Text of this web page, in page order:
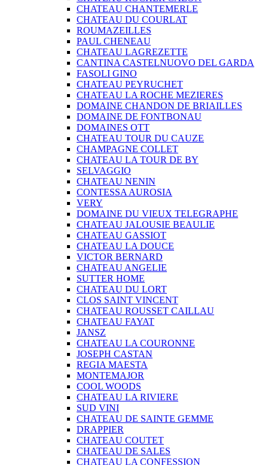
CHATEAU CHANTEMERLE
CHATEAU DU COURLAT
ROUMAZEILLES
PAUL CHENEAU
CHATEAU LAGREZETTE
CANTINA CASTELNUOVO DEL GARDA
FASOLI GINO
CHATEAU PEYRUCHET
CHATEAU LA ROCHE MEZIERES
DOMAINE CHANDON DE BRIAILLES
DOMAINE DE FONTBONAU
DOMAINES OTT
CHATEAU TOUR DU CAUZE
CHAMPAGNE COLLET
CHATEAU LA TOUR DE BY
SELVAGGIO
CHATEAU NENIN
CONTESSA AUROSIA
VERY
DOMAINE DU VIEUX TELEGRAPHE
CHATEAU JALOUSIE BEAULIE
CHATEAU GASSIOT
CHATEAU LA DOUCE
VICTOR BERNARD
CHATEAU ANGELIE
SUTTER HOME
CHATEAU DU LORT
CLOS SAINT VINCENT
CHATEAU ROUSSET CAILLAU
CHATEAU FAYAT
JANSZ
CHATEAU LA COURONNE
JOSEPH CASTAN
REGIA MAESTA
MONTEMAJOR
COOL WOODS
CHATEAU LA RIVIERE
SUD VINI
CHATEAU DE SAINTE GEMME
DRAPPIER
CHATEAU COUTET
CHATEAU DE SALES
CHATEAU LA CONFESSION